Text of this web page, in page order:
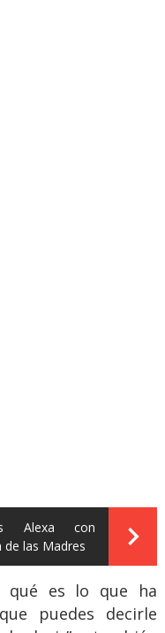
Alexa con
de las Madres
qué es lo que ha
puedes decirle